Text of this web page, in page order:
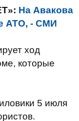
На Авакова
АТО, - СМИ
ход
которые
5 июля